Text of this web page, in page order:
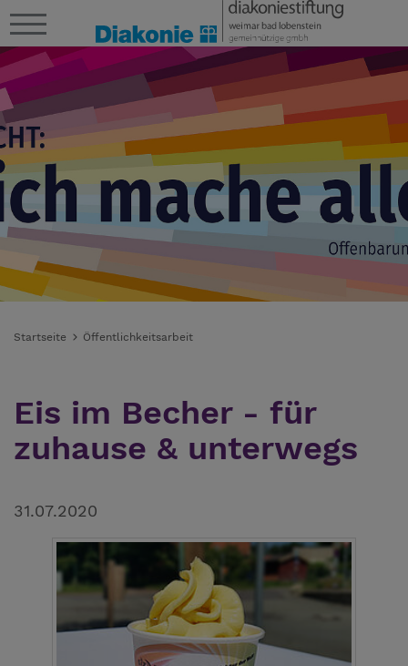
Startseite Öffentlichkeitsarbeit
Eis im Becher - für
zuhause & unterwegs
31.07.2020